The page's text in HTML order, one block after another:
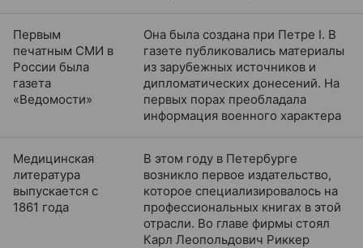
Первым
печатным СМИ в
России была
газета
«Ведомости»
Она была создана при Петре I. В
газете публиковались материалы
из зарубежных источников и
дипломатических донесений. На
первых порах преобладала
информация военного характера
Медицинская
литература
выпускается с
1861 года
В этом году в Петербурге
возникло первое издательство,
которое специализировалось на
профессиональных книгах в этой
отрасли. Во главе фирмы стоял
Карл Леопольдович Риккер